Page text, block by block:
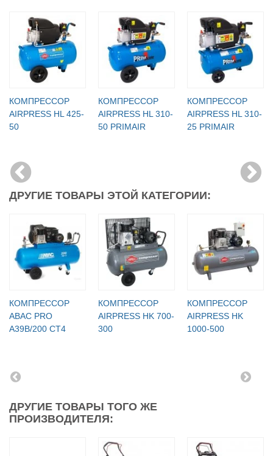
КОМПРЕССОР
AIRPRESS HL 425-
50
КОМПРЕССОР
AIRPRESS HL 310-
50 PRIMAIR
КОМПРЕССОР
AIRPRESS HL 310-
25 PRIMAIR
ДРУГИЕ ТОВАРЫ ЭТОЙ КАТЕГОРИИ:
КОМПРЕССОР
ABAC PRO
A39B/200 CT4
КОМПРЕССОР
AIRPRESS HK 700-
300
КОМПРЕССОР
AIRPRESS HK
1000-500
ДРУГИЕ ТОВАРЫ ТОГО ЖЕ
ПРОИЗВОДИТЕЛЯ: